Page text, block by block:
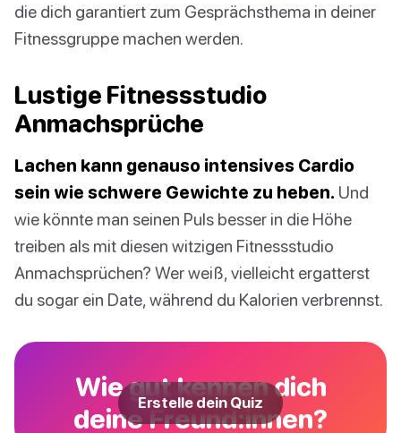
die dich garantiert zum Gesprächsthema in deiner
Fitnessgruppe machen werden.
Lustige Fitnessstudio
Anmachsprüche
Lachen kann genauso intensives Cardio
sein wie schwere Gewichte zu heben. Und
wie könnte man seinen Puls besser in die Höhe
treiben als mit diesen witzigen Fitnessstudio
Anmachsprüchen? Wer weiß, vielleicht ergatterst
du sogar ein Date, während du Kalorien verbrennst.
Wie gut kennen dich
deine Freund:innen?
Erstelle dein Quiz